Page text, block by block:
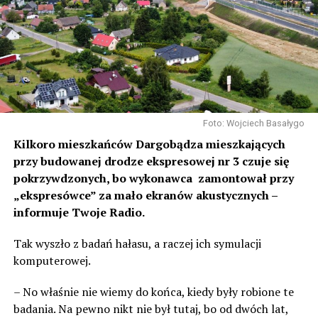
Foto: Wojciech Basałygo
Kilkoro mieszkańców Dargobądza mieszkających
przy budowanej drodze ekspresowej nr 3 czuje się
pokrzywdzonych, bo wykonawca zamontował przy
„ekspresówce” za mało ekranów akustycznych –
informuje Twoje Radio.
Tak wyszło z badań hałasu, a raczej ich symulacji
komputerowej.
– No właśnie nie wiemy do końca, kiedy były robione te
badania. Na pewno nikt nie był tutaj, bo od dwóch lat,